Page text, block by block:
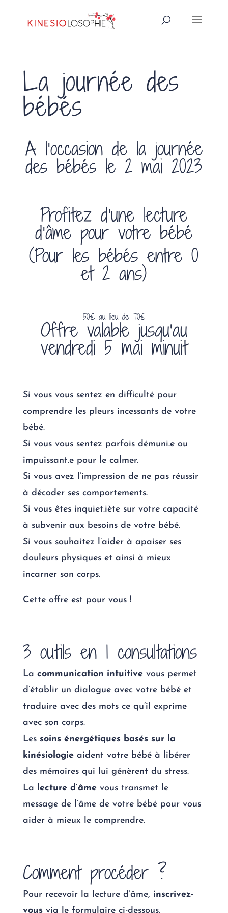
La journée des
bébés
A l’occasion de la journée
des bébés le 2 mai 2023
Profitez d’une lecture
d’âme pour votre bébé
(Pour les bébés entre 0
et 2 ans)
50€ au lieu de 70€
Offre valable jusqu’au
vendredi 5 mai minuit
Si vous vous sentez en difficulté pour
comprendre les pleurs incessants de votre
bébé.
Si vous vous sentez parfois démuni.eou
impuissant.epour le calmer.
Si vous avez l’impression de ne pas réussir
à décoder ses comportements.
Si vous êtes inquiet.iète sur votre capacité
à subvenir aux besoinsde votre bébé.
Si vous souhaitez l’aider à apaiser ses
douleurs physiques et ainsi à mieux
incarnerson corps.
Cette offre est pour vous !
3 outils en 1 consultations
La communication intuitivevous permet
d’établir un dialogue avec votre bébé et
traduire avec des mots ce qu’il exprime
avec son corps.
Les soins énergétiques basés sur la
kinésiologieaident votre bébé à libérer
des mémoires qui lui génèrent du stress.
La lecture d’âme vous transmet le
message de l’âme de votre bébé pour vous
aider à mieux le comprendre.
Comment procéder ?
Pour recevoir la lecture d’âme, inscrivez-
vousvia le formulaire ci-dessous.